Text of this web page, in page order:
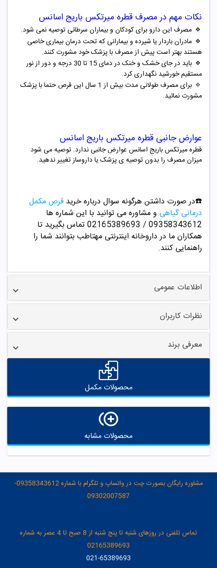
نکات مهم در مصرف قطره میرتکس باریج اسانس
🔹 مصرف این دارو برای کودکان و بیماران سرطانی توصیه نمی شود.
🔹 مادران باردار یا شیرده و بیمارانی که تحت درمان بیماری خاصی
هستند بهتر است پیش از مصرف با پزشک خود مشورت کنند.
🔹
باید در جای خشک و خنک در دمای 15 تا 30 درجه و دور از نور
مستقیم خورشید نگهداری کرد.
🔹
برای مصرف طولانی مدت بیش از 1 سال این قرص حتما با پزشک
مشورت نمائید.
عوارض جانبی قطره میرتکس باریج اسانس
قطره میرتکس باریج اسانس عوارض جانبی ندارد. توصیه می شود
میزان مصرف را بدون توصیه ی پزشک یا داروساز تغییر ندهید.
☎️در صورت داشتن هرگونه سوال درباره خرید قرص مکمل
درمانی گیاهی و مشاوره می توانید با این شماره ها
09358343612 / 02165389693
تماس بگیرید تا
همکاران ما در داروخانه اینترنتی مهتاطب بتوانند شما را
راهنمایی کنند.
اطلاعات عمومی
نظرات کاربران
معرفی برند
محصولات مکمل
محصولات مشابه
مشاوره رایگان بصورت چت در واتساپ و تلگرام با شماره 09358343612-
09302007587
تماس تلفنی در روزهای شنبه تا پنج شنبه از 8 صبح تا 4 عصر به شماره
02165389693
021-65389693